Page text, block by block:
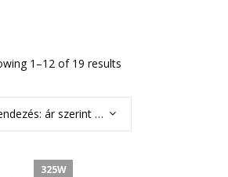
1–12 of 19 results
Rendezés: ár szerint növekvő
325W